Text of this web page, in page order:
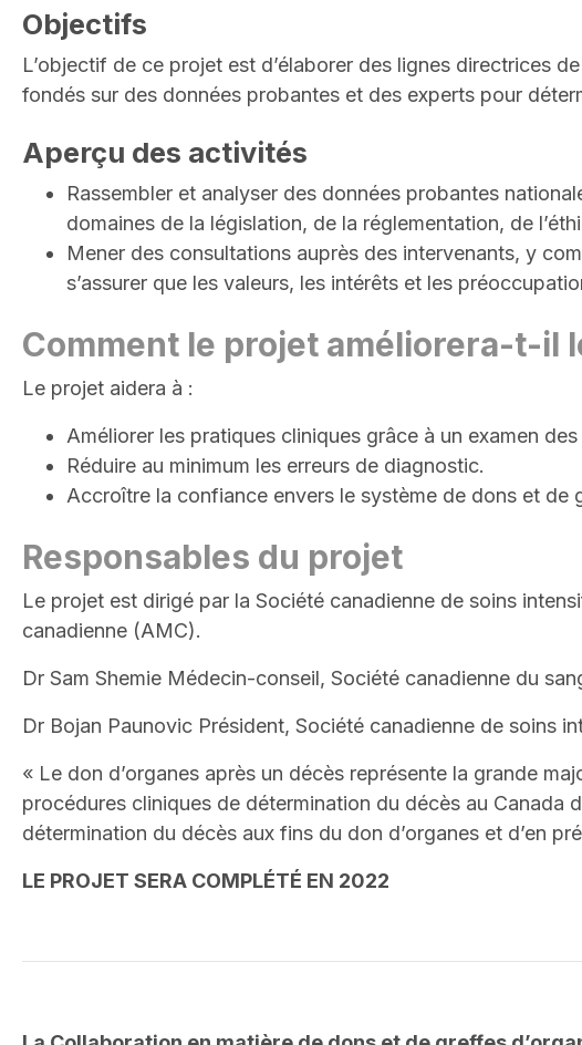
Objectifs
L’objectif de ce projet est d’élaborer des lignes directrices
fondés sur des données probantes et des experts pour
Aperçu des activités
Rassembler et analyser des données probantes
domaines de la législation, de la réglementation, de
Mener des consultations auprès des intervenants, y
s’assurer que les valeurs, les intérêts et les
Comment le projet améliorera-t-il
Le projet aidera à :
Améliorer les pratiques cliniques grâce à un examen
Réduire au minimum les erreurs de diagnostic.
Accroître la confiance envers le système de dons et de
Responsables du projet
Le projet est dirigé par la Société canadienne de soins
canadienne (AMC).
Dr Sam Shemie Médecin-conseil, Société canadienne du
Dr Bojan Paunovic Président, Société canadienne de soins
« Le don d’organes après un décès représente la grande
procédures cliniques de détermination du décès au
détermination du décès aux fins du don d’organes et d’en
LE PROJET SERA COMPLÉTÉ EN 2022